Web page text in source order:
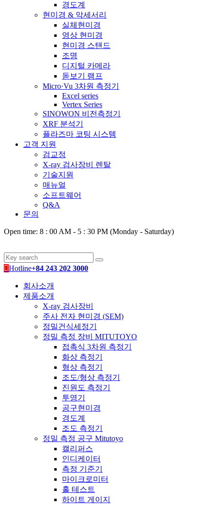
경도계
현미경 & 악세서리
실체현미경
영상 현미경
현미경 스탠드
조명
디지털 카메라
돋보기 램프
Micro·Vu 3차원 측정기
Excel series
Vertex Series
SINOWON 비전측정기
XRF 분석기
플라즈마 코팅 시스템
고객 지원
검교정
X-ray 검사장비 렌탈
기술지원
매뉴얼
소프트웨어
Q&A
문의
Open time: 8 : 00 AM - 5 : 30 PM (Monday - Saturday)
Hotline+84 243 202 3000
회사소개
제품소개
X-ray 검사장비
주사 전자 현미경 (SEM)
정밀건식세정기
정밀 측정 장비 MITUTOYO
접촉식 3차원 측정기
화상 측정기
형상 측정기
조도/형상 측정기
진원도 측정기
투영기
공구현미경
경도계
조도 측정기
정밀 측정 공구 Mitutoyo
캘리퍼스
인디케이터
측정 기준기
마이크로미터
홀 테스트
하이트 게이지